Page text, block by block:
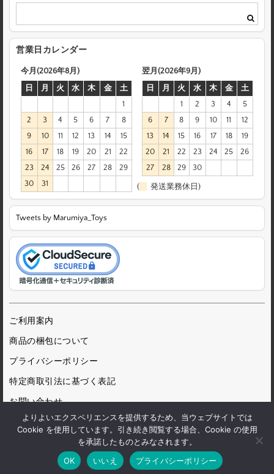
営業日カレンダー
今月(2026年8月)
日
月 火 水 木 金
土
1
2
3 4 5 6 7
8
9
10 11 12 13 14
15
16
17 18 19 20 21
22
23
24 25 26 27 28
29
30
31
翌月(2026年9月)
日
月 火 水 木 金
土
1
2 3 4
5
6
7 8 9 10 11
12
13
14 15 16 17 18
19
20
21 22 23 24 25
26
27
28 29 30
( 発送業務休日)
Tweets by Marumiya_Toys
ご利用案内
商品の梱包について
プライバシーポリシー
特定商取引法に基づく表記
お問い合わせ
© 1972 Marumiya Gangu Ltd.
よりよいエクスペリエンスを提供するため、当ウェブサイトでは
Cookie を使用しています。引き続き閲覧する場合、Cookie の使用
を承諾したものとみなされます。
OK
いいえ プライバシーポリシー